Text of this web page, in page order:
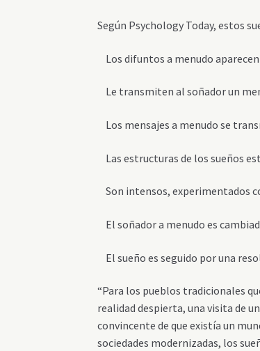
Según Psychology Today, estos
Los difuntos a menudo
Le transmiten al soñador un
Los mensajes a menudo se
Las estructuras de los sueños
Son intensos, experimentados
El soñador a menudo es
El sueño es seguido por una
“Para los pueblos tradicionales
realidad despierta, una visita de
convincente de que existía un
sociedades modernizadas, los